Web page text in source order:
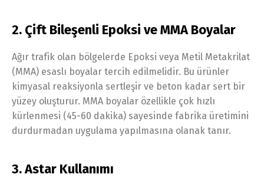
2. Çift Bileşenli Epoksi ve MMA Boyalar
Ağır trafik olan bölgelerde Epoksi veya Metil Metakrilat
(MMA) esaslı boyalar tercih edilmelidir. Bu ürünler
kimyasal reaksiyonla sertleşir ve beton kadar sert bir
yüzey oluşturur. MMA boyalar özellikle çok hızlı
kürlenmesi (45-60 dakika) sayesinde fabrika üretimini
durdurmadan uygulama yapılmasına olanak tanır.
3. Astar Kullanımı